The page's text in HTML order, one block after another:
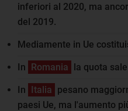
inferiori al 2020, ma
del 2019.
Mediamente in Ue
In Romania la quota
In Italia pesano
paesi Ue, ma l'aumento